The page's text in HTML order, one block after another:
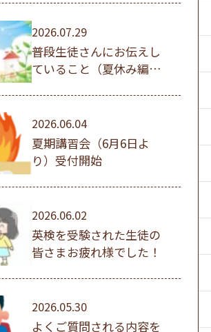
2026.07.29
普段生徒さんにお伝えし
ていること（夏休み編
①）
2026.06.04
夏期講習会（6月6日よ
り）受付開始
2026.06.02
英検を受験された生徒の
皆さまお疲れ様でした！
2026.05.30
よくご質問される内容を